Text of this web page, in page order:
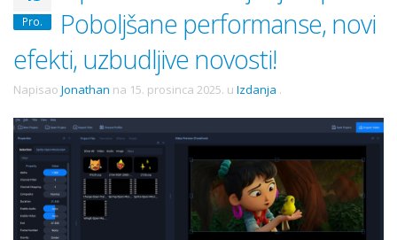
Pro.
Poboljšane performanse, novi
efekti, uzbudljive novosti!
Napisao Jonathan na 15. prosinca 2025. u Izdanja .